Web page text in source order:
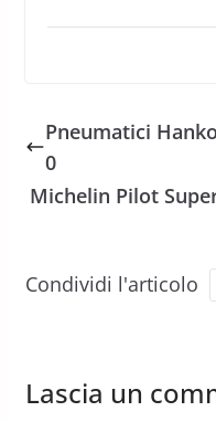
Pneumatici
0
Michelin Pilot
Condividi l'articolo
Lascia un